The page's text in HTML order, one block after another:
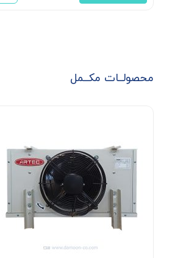
محصولــات مکــمل